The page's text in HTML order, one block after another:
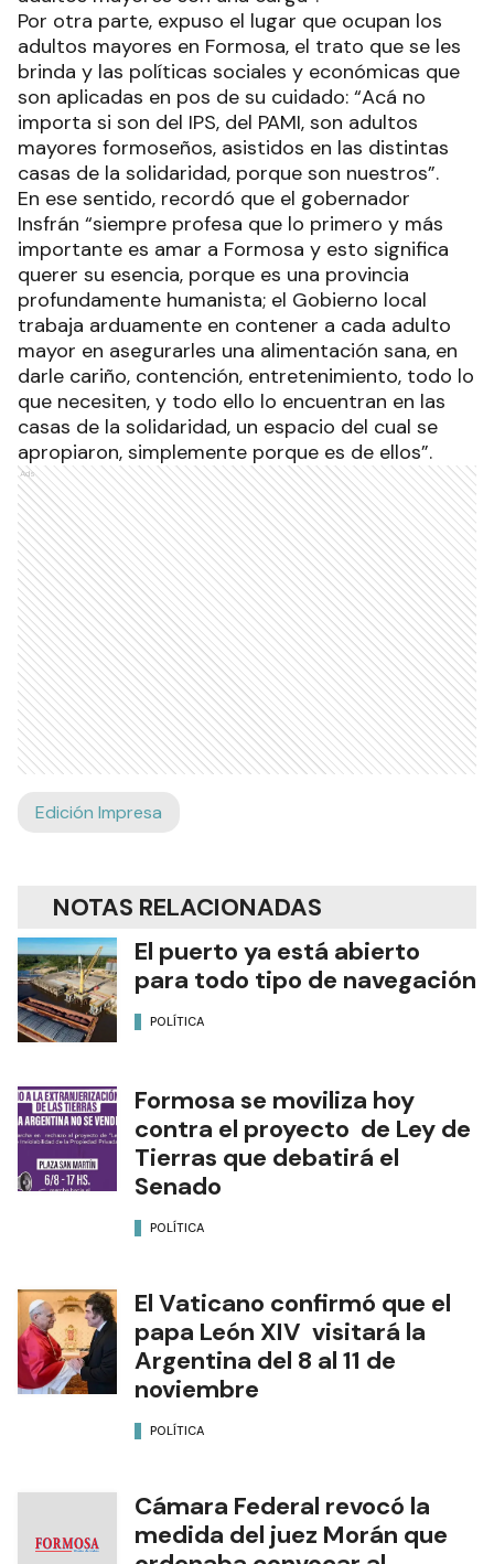
Por otra parte, expuso el lugar que ocupan los
adultos mayores en Formosa, el trato que se les
brinda y las políticas sociales y económicas que
son aplicadas en pos de su cuidado: “Acá no
importa si son del IPS, del PAMI, son adultos
mayores formoseños, asistidos en las distintas
casas de la solidaridad, porque son nuestros”.
En ese sentido, recordó que el gobernador
Insfrán “siempre profesa que lo primero y más
importante es amar a Formosa y esto significa
querer su esencia, porque es una provincia
profundamente humanista; el Gobierno local
trabaja arduamente en contener a cada adulto
mayor en asegurarles una alimentación sana, en
darle cariño, contención, entretenimiento, todo lo
que necesiten, y todo ello lo encuentran en las
casas de la solidaridad, un espacio del cual se
apropiaron, simplemente porque es de ellos”.
Ads
Edición Impresa
NOTAS RELACIONADAS
El puerto ya está abierto
para todo tipo de navegación
POLÍTICA
Formosa se moviliza hoy
contra el proyecto de Ley de
Tierras que debatirá el
Senado
POLÍTICA
El Vaticano confirmó que el
papa León XIV visitará la
Argentina del 8 al 11 de
noviembre
POLÍTICA
Cámara Federal revocó la
medida del juez Morán que